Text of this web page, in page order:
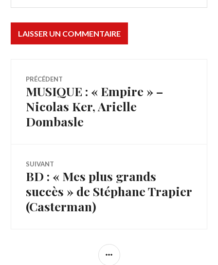
Navigation
de
l’article
PRÉCÉDENT
Article
précédent :
MUSIQUE : « Empire » –
Nicolas Ker, Arielle
Dombasle
SUIVANT
Article
Suivant:
BD : « Mes plus grands
succès » de Stéphane Trapier
(Casterman)
COLONNE